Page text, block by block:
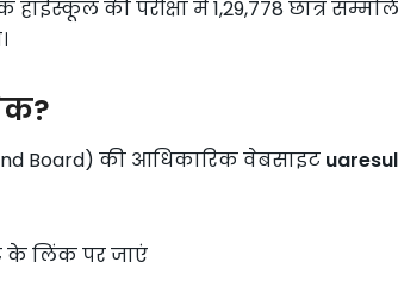
हाईस्कूल की परीक्षा में 1,29,778 छात्र
Board) की आधिकारिक वेबसाइट
के लिंक पर जाएं